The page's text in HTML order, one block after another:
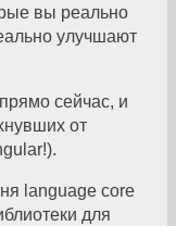
вы реально
улучшают
сейчас, и
от
language core
для